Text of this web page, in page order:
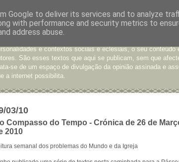
de Opinião
e contextos sociais e eclesiais, o seu
São esses textos que aqui se publicam, sem que
se de um espaço de divulgação da opinião assinada e
a internet possibilita.
03/10
Compasso do Tempo - Crónica de 26 de
2010
semanal dos problemas do Mundo e da Igreja
Google to deliver its services and to analyze
with performance and security metrics to
address abuse.